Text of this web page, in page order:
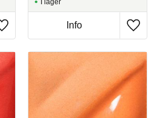
Lägg till i favoriter Lägg
Info